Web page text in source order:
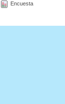
Encuesta